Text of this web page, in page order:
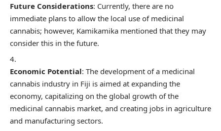
Future Considerations: Currently, there are no
immediate plans to allow the local use of medicinal
cannabis; however, Kamikamika mentioned that they may
consider this in the future.
Economic Potential: The development of a medicinal
cannabis industry in Fiji is aimed at expanding the
economy, capitalizing on the global growth of the
medicinal cannabis market, and creating jobs in agriculture
and manufacturing sectors.